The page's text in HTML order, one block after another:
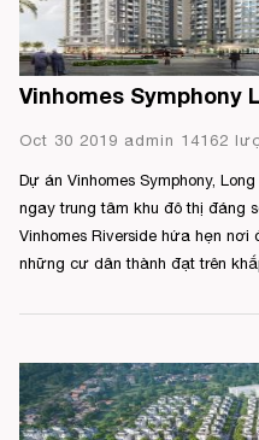
Vinhomes Symphony
Oct 30 2019 admin 14162
Dự án Vinhomes Symphony,
ngay trung tâm khu đô thị đáng
Vinhomes Riverside hứa hẹn
những cư dân thành đạt trên